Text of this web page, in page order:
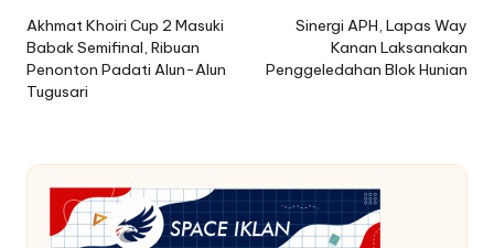
navigation
Akhmat Khoiri Cup 2 Masuki
Babak Semifinal, Ribuan
Penonton Padati Alun-Alun
Tugusari
Sinergi APH, Lapas Way
Kanan Laksanakan
Penggeledahan Blok Hunian